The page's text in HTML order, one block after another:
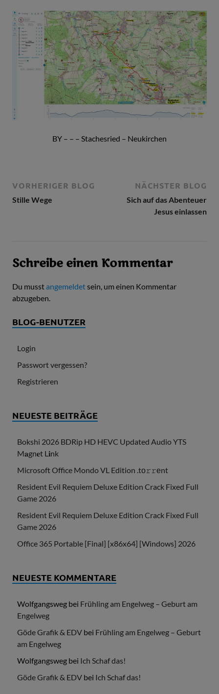
BY – – – Stachesried – Neukirchen
VORHERIGER BLOG
Stille Wege
NÄCHSTER BLOG
Sich auf das Abenteuer
Jesus einlassen
Schreibe einen Kommentar
Du musstangemeldetsein, um einen Kommentar
abzugeben.
BLOG-BENUTZER
Login
Passwort vergessen?
Registrieren
NEUESTE BEITRÄGE
Bokshi 2026 BDRip HD HEVC Updated Audio YTS
M𝐚gn𝐞t L𝐢nk
Microsoft Office Mondo VL Edition .tо𝚛𝚛еnt
Resident Evil Requiem Deluxe Edition Crack Fixed Full
Game 2026
Resident Evil Requiem Deluxe Edition Crack Fixed Full
Game 2026
Office 365 Portable [Final] [x86x64] [Windows] 2026
NEUESTE KOMMENTARE
Wolfgangsweg bei Frühling am Engelweg – Geburt am
Engelweg
Göde Grafik & EDV bei Frühling am Engelweg – Geburt
am Engelweg
Wolfgangsweg bei Ich Schaf das!
Göde Grafik & EDV bei Ich Schaf das!